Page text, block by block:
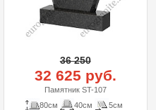
36 250
32 625 руб.
Памятник ST-107
80см
40см 5см